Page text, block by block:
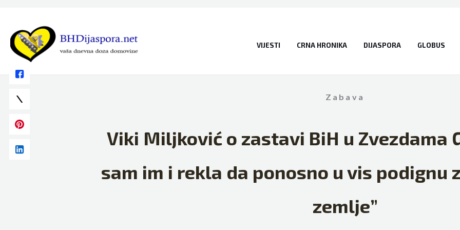
content
VIJESTI CRNA HRONIKA DIJASPORA GLOBUS
Zabava
Viki Miljković o zastavi BiH u Zvezdama
sam im i rekla da ponosno u vis podignu
zemlje”